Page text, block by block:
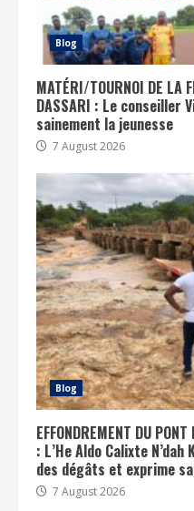
Blog
MATÉRI/TOURNOI DE LA
DASSARI : Le conseiller
sainement la jeunesse
7 August 2026
Blog
EFFONDREMENT DU
: L’He Aldo Calixte
des dégâts et exprime
7 August 2026